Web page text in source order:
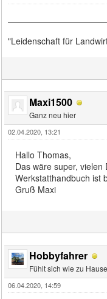
"Leidenschaft für
Maxi1500
Ganz neu hier
02.04.2020, 13:21
Hallo Thomas,
Das wäre super, vielen
Werkstatthandbuch ist
Gruß Maxi
Hobbyfahrer
Fühlt sich wie zu Hause
06.04.2020, 14:59